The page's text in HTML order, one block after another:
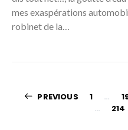
mes exaspérations
robinet de la…
PREVIOUS 1 …
…
214